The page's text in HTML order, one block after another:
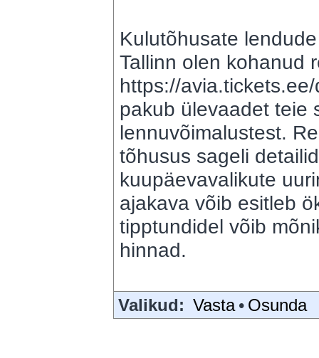
Kulutõhusate
Tallinn olen kohanud
https://
pakub ülevaadet teie
lennuvõimalustest.
tõhusus sageli
kuupäevavalikute
ajakava võib esitleb
tipptundidel võib
hinnad.
Valikud: Vasta • Osunda